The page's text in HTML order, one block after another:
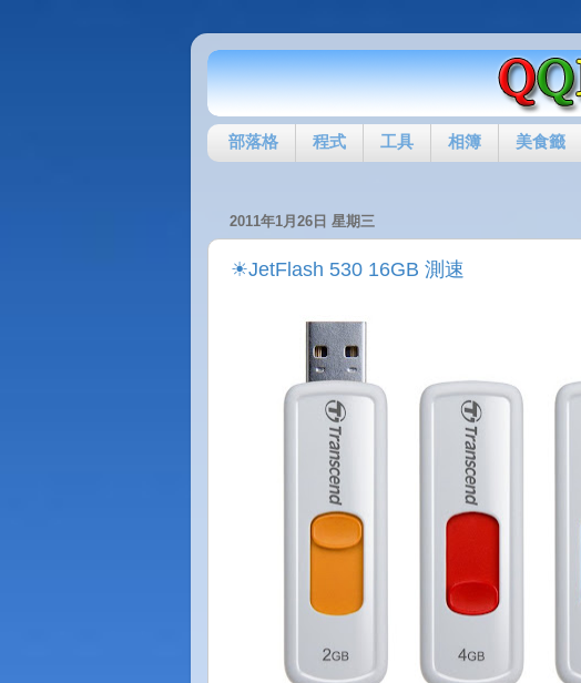
部落格 程式 工具 相簿 美食籤
2011年1月26日 星期三
☀JetFlash 530 16GB 測速